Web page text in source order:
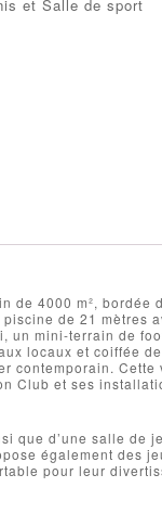
et Salle de sport
de 4000 m², bordée
de 21 mètres
un mini-terrain de
locaux et coiffée
contemporain. Cette
Club et ses
que d’une salle de
également des
pour leur